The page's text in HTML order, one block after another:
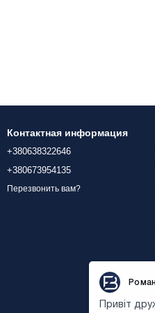
Контактная информация
+380638322646
+380673954135
Перезвонить вам?